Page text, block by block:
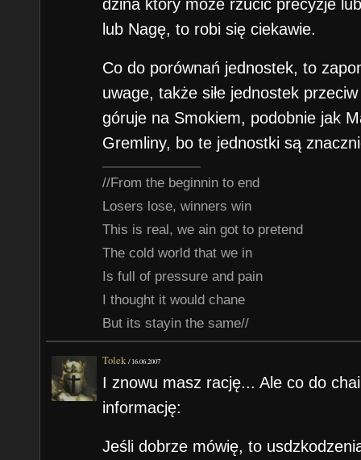
dzina który może rzucić precyzje
lub Nagę, to robi się ciekawie.
Co do porównań jednostek, to
uwage, także siłe jednostek
góruje na Smokiem, podobnie jak
Gremliny, bo te jednostki są
//From the beginnin to end
Losers lose, winners win
This is real, we ain got to pretend
The cold world that we in
Is full of pressure and pain
I thought it would chane
But its stayin the same//
Tolek /16.06.2007
I znowu masz rację... Ale co do
informację:
Jeśli dobrze mówię, to